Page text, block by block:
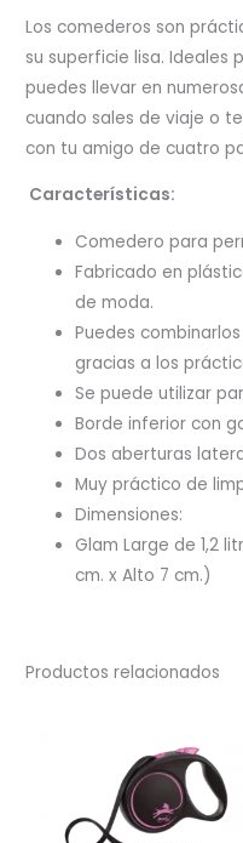
Los comederos son
su superficie lisa. Ideales
puedes llevar en
cuando sales de viaje o
con tu amigo de cuatro
Características:
Comedero para
Fabricado en
de moda.
Puedes
gracias a los
Se puede utilizar
Borde inferior con
Dos aberturas
Muy práctico de
Dimensiones:
Glam Large de 1,2
cm. x Alto 7 cm.)
Productos relacionados